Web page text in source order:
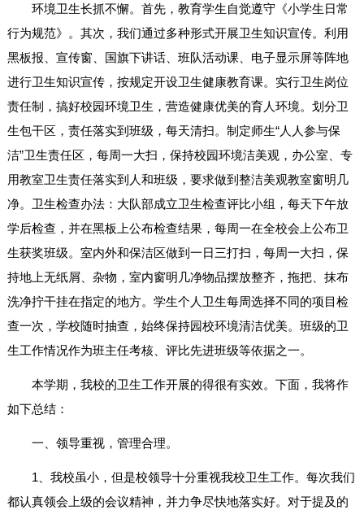
环境卫生长抓不懈。首先，教育学生自觉遵守《小学生日常
行为规范》。其次，我们通过多种形式开展卫生知识宣传。利用
黑板报、宣传窗、国旗下讲话、班队活动课、电子显示屏等阵地
进行卫生知识宣传，按规定开设卫生健康教育课。实行卫生岗位
责任制，搞好校园环境卫生，营造健康优美的育人环境。划分卫
生包干区，责任落实到班级，每天清扫。制定师生“人人参与保
洁”卫生责任区，每周一大扫，保持校园环境洁美观，办公室、专
用教室卫生责任落实到人和班级，要求做到整洁美观教室窗明几
净。卫生检查办法：大队部成立卫生检查评比小组，每天下午放
学后检查，并在黑板上公布检查结果，每周一在全校会上公布卫
生获奖班级。室内外和保洁区做到一日三打扫，每周一大扫，保
持地上无纸屑、杂物，室内窗明几净物品摆放整齐，拖把、抹布
洗净拧干挂在指定的地方。学生个人卫生每周选择不同的项目检
查一次，学校随时抽查，始终保持园校环境清洁优美。班级的卫
生工作情况作为班主任考核、评比先进班级等依据之一。
本学期，我校的卫生工作开展的得很有实效。下面，我将作
如下总结：
一、领导重视，管理合理。
1、我校虽小，但是校领导十分重视我校卫生工作。每次我们
都认真领会上级的会议精神，并力争尽快地落实好。对于提及的